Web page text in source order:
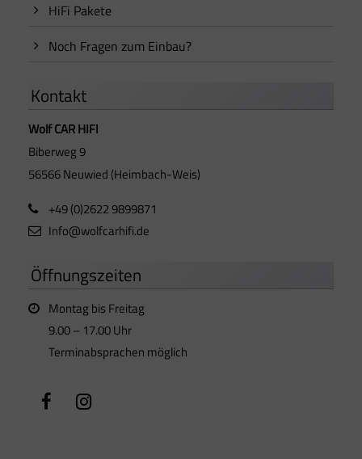
HiFi Pakete
Noch Fragen zum Einbau?
Kontakt
Wolf CAR HIFI
Biberweg 9
56566 Neuwied (Heimbach-Weis)
+49 (0)2622 9899871
Info@wolfcarhifi.de
Öffnungszeiten
Montag bis Freitag
9.00 – 17.00 Uhr
Terminabsprachen möglich